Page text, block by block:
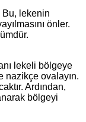
Bu, lekenin
önler.
lekeli bölgeye
nazikçe ovalayın.
Ardından,
bölgeyi